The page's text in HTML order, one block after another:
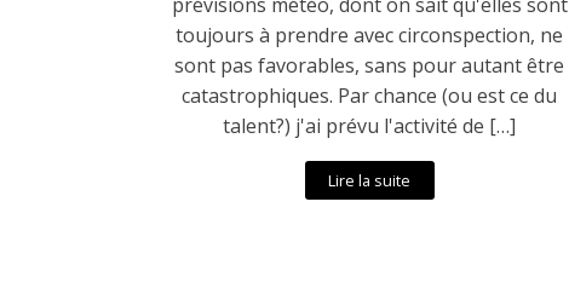
toujours à prendre avec circonspection, ne
sont pas favorables, sans pour autant être
catastrophiques. Par chance (ou est ce du
talent?) j'ai prévu l'activité de […]
Lire la suite